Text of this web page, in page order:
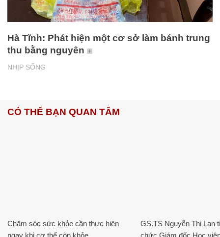
NHỊP SỐNG
Hà Tĩnh: Phát hiện một cơ sở làm bánh trung
thu bằng nguyên
CÓ THỂ BẠN QUAN TÂM
Chăm sóc sức khỏe cần thực hiện
ngay khi cơ thể còn khỏe
GS.TS Nguyễn Thị Lan
chức Giám đốc Học